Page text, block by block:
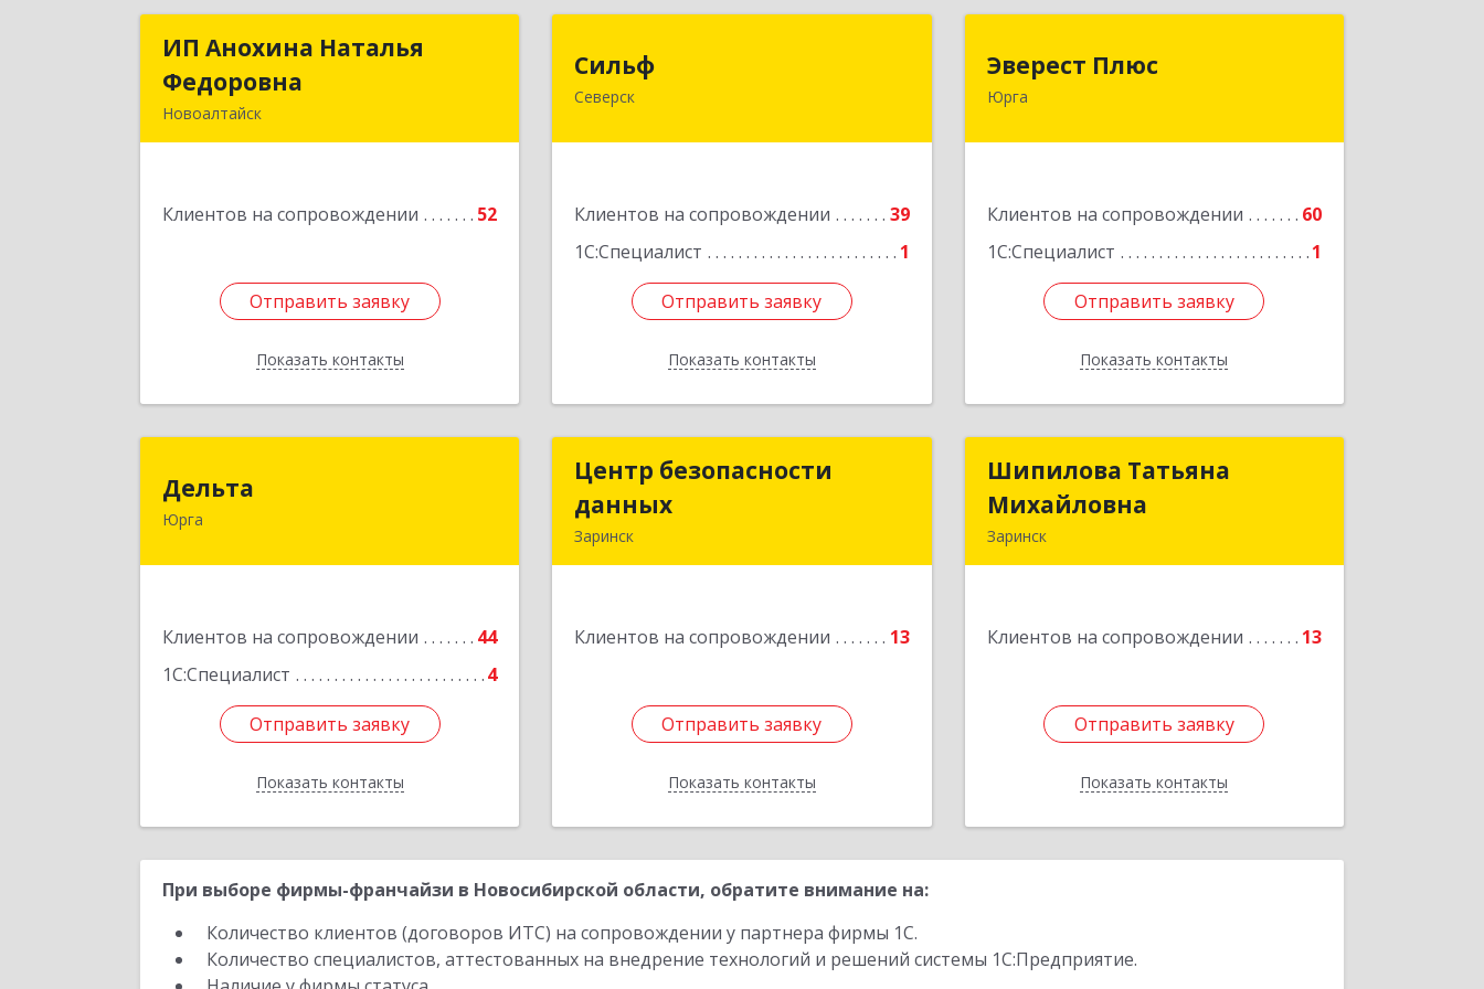
ИП Анохина Наталья
Федоровна
Новоалтайск
Клиентов на сопровождении 52
Отправить заявку
Показать контакты
ИП Анохина Наталья
Подробнее
Отправить заявку
Назад
Сильф
Северск
Клиентов на сопровождении
39
1С:Специалист
1
Отправить заявку
Показать контакты
Отправить заявку
Назад
Эверест Плюс
Юрга
Клиентов на сопровождении
60
1С:Специалист
1
Отправить заявку
Показать контакты
Отправить заявку
Назад
Дельта
Юрга
Клиентов на сопровождении
44
1С:Специалист
4
Отправить заявку
Показать контакты
Подробнее
Отправить заявку
Назад
Центр безопасности
данных
Заринск
Клиентов на сопровождении 13
Отправить заявку
Показать контакты
Центр безопасности
Подробнее
Отправить заявку
Назад
Шипилова Татьяна
Михайловна
Заринск
Клиентов на сопровождении 13
Отправить заявку
Показать контакты
Шипилова Татьяна
Отправить заявку
Назад
При выборе фирмы-франчайзи в Новосибирской области, обратите внимание на:
Количество клиентов (договоров ИТС) на сопровождении у партнера фирмы 1С.
Количество специалистов, аттестованных на внедрение технологий и решений системы 1С:Предприятие.